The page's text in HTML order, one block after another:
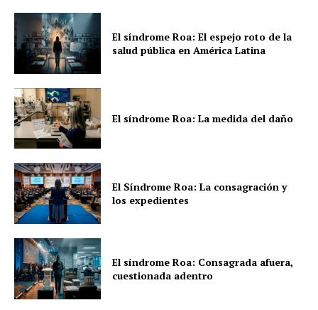
El síndrome Roa: El espejo roto de la
salud pública en América Latina
El síndrome Roa: La medida del daño
El Síndrome Roa: La consagración y
los expedientes
El síndrome Roa: Consagrada afuera,
cuestionada adentro